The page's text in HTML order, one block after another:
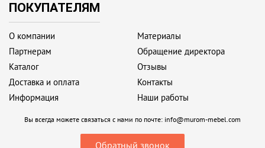
ПОКУПАТЕЛЯМ
О компании
Партнерам
Каталог
Доставка и оплата
Информация
Материалы
Обращение директора
Отзывы
Контакты
Наши работы
Вы всегда можете связаться с нами по почте: info@murom-mebel.com
Обратный звонок